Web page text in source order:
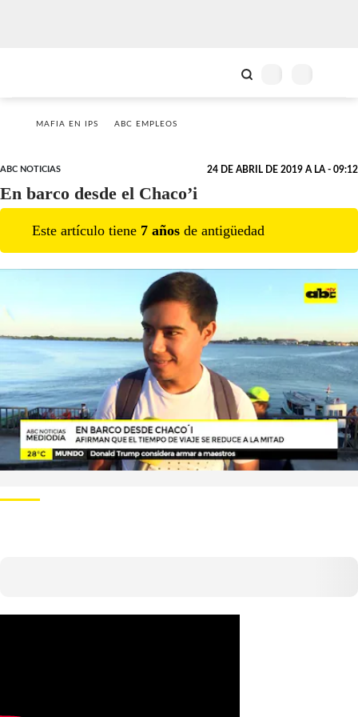
MAFIA EN IPS ABC EMPLEOS
ABC NOTICIAS 24 DE ABRIL DE 2019 A LA - 09:12
En barco desde el Chaco’i
Este artículo tiene 7 años de antigüedad